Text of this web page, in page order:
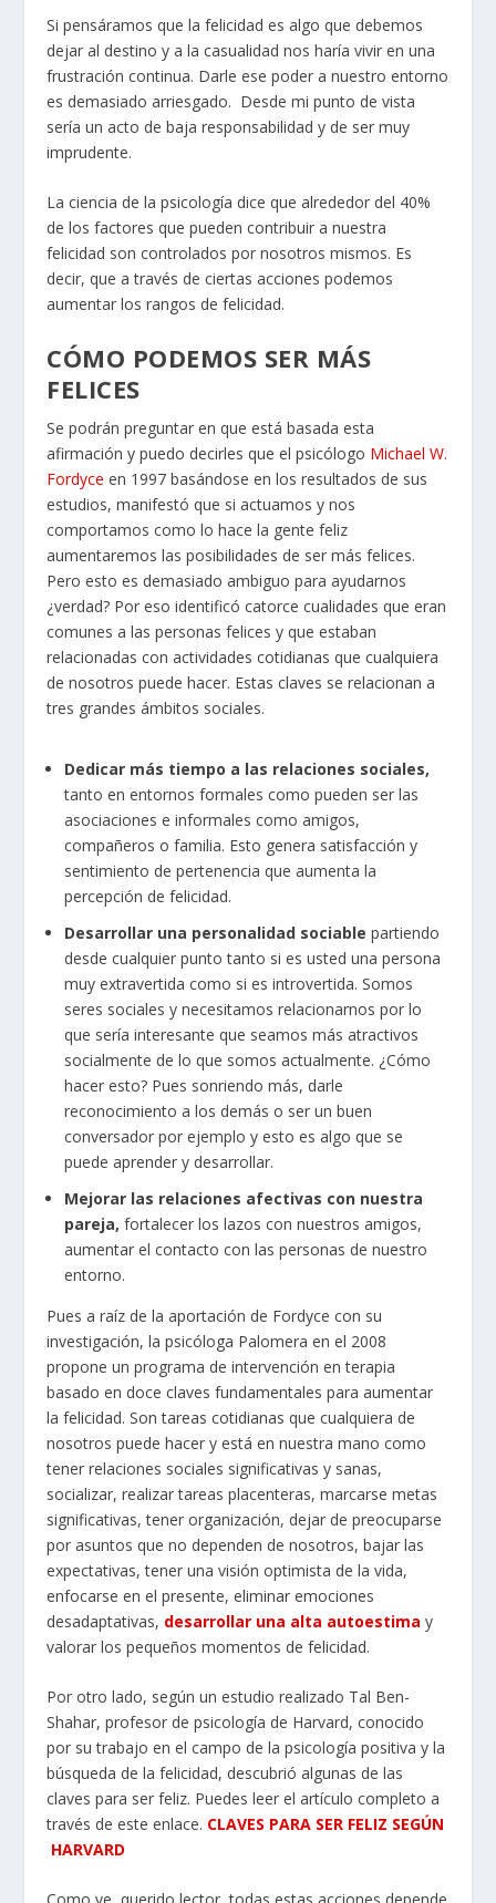
Si pensáramos que la felicidad es algo que debemos
dejar al destino y a la casualidad nos haría vivir en una
frustración continua. Darle ese poder a nuestro entorno
es demasiado arriesgado. Desde mi punto de vista
sería un acto de baja responsabilidad y de ser muy
imprudente.
La ciencia de la psicología dice que alrededor del 40%
de los factores que pueden contribuir a nuestra
felicidad son controlados por nosotros mismos. Es
decir, que a través de ciertas acciones podemos
aumentar los rangos de felicidad.
CÓMO PODEMOS SER MÁS
FELICES
Se podrán preguntar en que está basada esta
afirmación y puedo decirles que el psicólogo Michael W.
Fordyce en 1997 basándose en los resultados de sus
estudios, manifestó que si actuamos y nos
comportamos como lo hace la gente feliz
aumentaremos las posibilidades de ser más felices.
Pero esto es demasiado ambiguo para ayudarnos
¿verdad? Por eso identificó catorce cualidades que eran
comunes a las personas felices y que estaban
relacionadas con actividades cotidianas que cualquiera
de nosotros puede hacer. Estas claves se relacionan a
tres grandes ámbitos sociales.
Dedicar más tiempo a las relaciones sociales,
tanto en entornos formales como pueden ser las
asociaciones e informales como amigos,
compañeros o familia. Esto genera satisfacción y
sentimiento de pertenencia que aumenta la
percepción de felicidad.
Desarrollar una personalidad sociable partiendo
desde cualquier punto tanto si es usted una persona
muy extravertida como si es introvertida. Somos
seres sociales y necesitamos relacionarnos por lo
que sería interesante que seamos más atractivos
socialmente de lo que somos actualmente. ¿Cómo
hacer esto? Pues sonriendo más, darle
reconocimiento a los demás o ser un buen
conversador por ejemplo y esto es algo que se
puede aprender y desarrollar.
Mejorar las relaciones afectivas con nuestra
pareja, fortalecer los lazos con nuestros amigos,
aumentar el contacto con las personas de nuestro
entorno.
Pues a raíz de la aportación de Fordyce con su
investigación, la psicóloga Palomera en el 2008
propone un programa de intervención en terapia
basado en doce claves fundamentales para aumentar
la felicidad. Son tareas cotidianas que cualquiera de
nosotros puede hacer y está en nuestra mano como
tener relaciones sociales significativas y sanas,
socializar, realizar tareas placenteras, marcarse metas
significativas, tener organización, dejar de preocuparse
por asuntos que no dependen de nosotros, bajar las
expectativas, tener una visión optimista de la vida,
enfocarse en el presente, eliminar emociones
desadaptativas, desarrollar una alta autoestima y
valorar los pequeños momentos de felicidad.
Por otro lado, según un estudio realizado Tal Ben-
Shahar, profesor de psicología de Harvard, conocido
por su trabajo en el campo de la psicología positiva y la
búsqueda de la felicidad, descubrió algunas de las
claves para ser feliz. Puedes leer el artículo completo a
través de este enlace. CLAVES PARA SER FELIZ SEGÚN
HARVARD